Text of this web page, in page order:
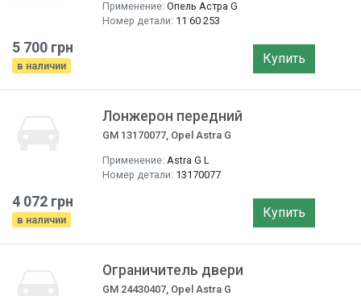
Применение: Опель Астра G
Номер детали: 11 60 253
5 700 грн
в наличии Купить
Лонжерон передний
GM 13170077, Opel Astra G
Применение: Astra G L
Номер детали: 13170077
4 072 грн
в наличии Купить
Ограничитель двери
GM 24430407, Opel Astra G